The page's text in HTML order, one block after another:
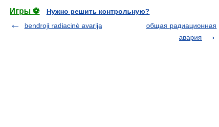
Игры ⚽
Нужно решить контрольную?
bendroji radiacinė avarija
общая радиационная
авария